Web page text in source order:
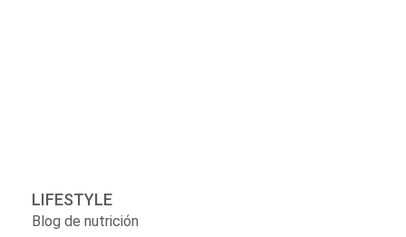
LIFESTYLE
Blog de nutrición